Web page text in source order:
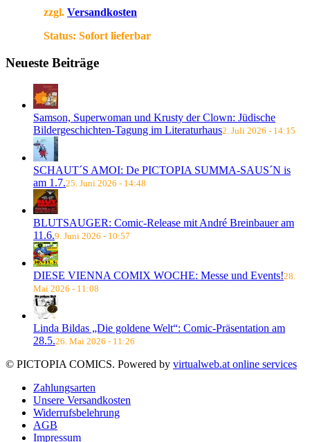
zzgl. Versandkosten
Status: Sofort lieferbar
Neueste Beiträge
Samson, Superwoman und Krusty der Clown: Jüdische
Bildergeschichten-Tagung im Literaturhaus2. Juli 2026 - 14:15
SCHAUT´S AMOI: De PICTOPIA SUMMA-SAUS´N is
am 1.7.25. Juni 2026 - 14:48
BLUTSAUGER: Comic-Release mit André Breinbauer am
11.6.9. Juni 2026 - 10:57
DIESE VIENNA COMIX WOCHE: Messe und Events!28.
Mai 2026 - 11:08
Linda Bildas „Die goldene Welt“: Comic-Präsentation am
28.5.26. Mai 2026 - 11:26
© PICTOPIA COMICS. Powered by virtualweb.at online services
Zahlungsarten
Unsere Versandkosten
Widerrufsbelehrung
AGB
Impressum